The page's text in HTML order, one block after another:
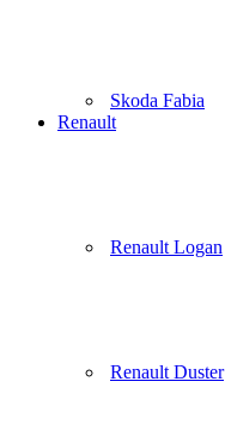
Skoda Fabia
Renault
Renault Logan
Renault Duster